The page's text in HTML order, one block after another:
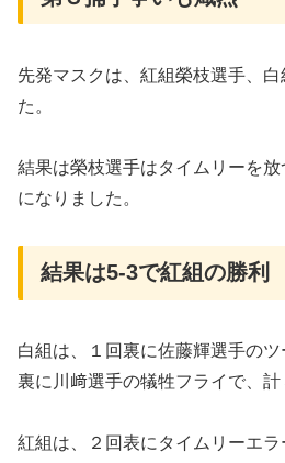
先発マスクは、紅組榮枝選手、
た。
結果は榮枝選手はタイムリーを
になりました。
結果は5-3で紅組の勝利
白組は、１回裏に佐藤輝選手の
裏に川﨑選手の犠牲フライで、計
紅組は、２回表にタイムリーエ